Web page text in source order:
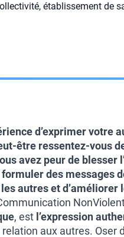
établissement de
d’exprimer votre
être ressentez-vous
avez peur de blesser
des messages
autres et d’améliorer
, est l’expression
aux autres. Oser